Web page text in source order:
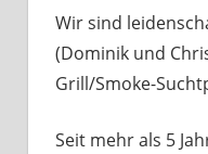
Wir sind
(Dominik und
Grill/Smoke-
Seit mehr als 5